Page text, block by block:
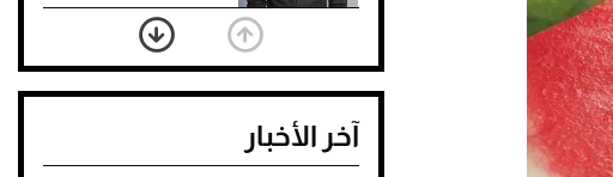
المناسب للقميص الأسود
نرى المستقبل من خلال
تصميماتنا.. كيف حجزت 1886
آخر الأخبار